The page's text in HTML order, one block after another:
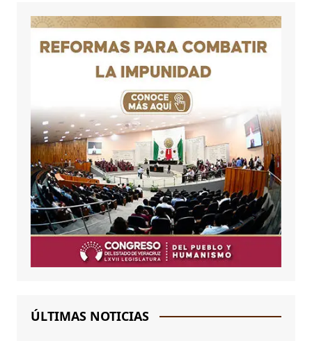
ÚLTIMAS NOTICIAS